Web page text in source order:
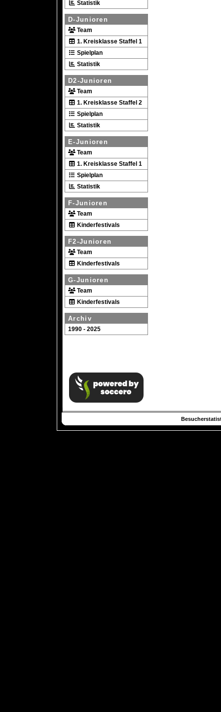
Statistik
D-Junioren
Team
1. Kreisklasse Staffel 1
Spielplan
Statistik
D2-Junioren
Team
1. Kreisklasse Staffel 2
Spielplan
Statistik
E-Junioren
Team
1. Kreisklasse Staffel 1
Spielplan
Statistik
F-Junioren
Team
Kinderfestivals
F2-Junioren
Team
Kinderfestivals
G-Junioren
Team
Kinderfestivals
Archiv
1990 - 2025